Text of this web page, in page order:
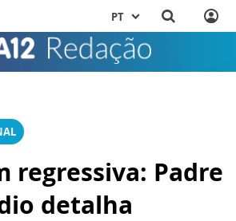
PT
regressiva: Padre
detalha